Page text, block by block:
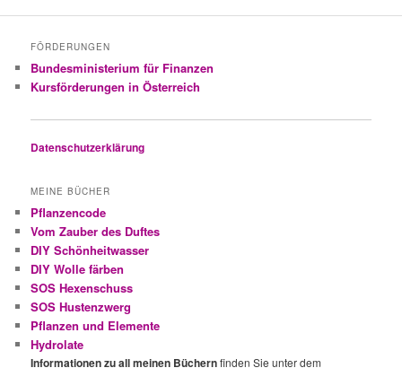
FÖRDERUNGEN
Bundesministerium für Finanzen
Kursförderungen in Österreich
Datenschutzerklärung
MEINE BÜCHER
Pflanzencode
Vom Zauber des Duftes
DIY Schönheitwasser
DIY Wolle färben
SOS Hexenschuss
SOS Hustenzwerg
Pflanzen und Elemente
Hydrolate
Informationen zu all meinen Büchernfinden Sie unter dem